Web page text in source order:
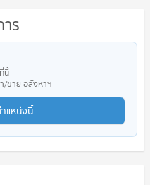
าร
นี้
/ขาย อสังหาฯ
แหน่งนี้